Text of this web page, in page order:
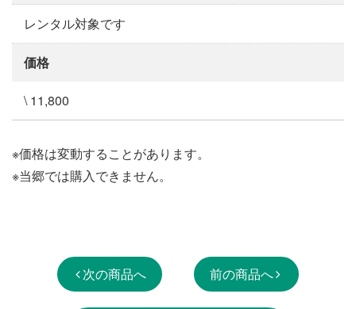
レンタル対象です
価格
\ 11,800
※価格は変動することがあります。
※当郷では購入できません。
次の商品へ 前の商品へ